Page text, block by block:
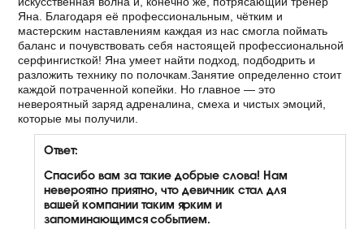
Яна. Благодаря её профессиональным, чётким и
мастерским наставлениям каждая из нас смогла поймать
баланс и почувствовать себя настоящей профессиональной
серфингисткой! Яна умеет найти подход, подбодрить и
разложить технику по полочкам.Занятие определенно стоит
каждой потраченной копейки. Но главное — это
невероятный заряд адреналина, смеха и чистых эмоций,
которые мы получили.
Ответ:
Спасибо вам за такие добрые слова! Нам
невероятно приятно, что девичник стал для
вашей компании таким ярким и
запоминающимся событием.